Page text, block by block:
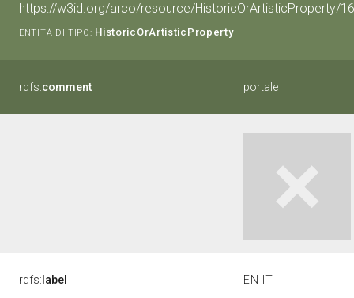
https://w3id.org/arco/resource/HistoricOrArtisticProperty/
ENTITÀ DI TIPO: HistoricOrArtisticProperty
rdfs:comment portale
rdfs: label EN
IT